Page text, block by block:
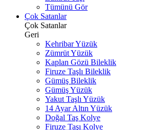
Tümünü Gör
Çok Satanlar
Çok Satanlar
Geri
Kehribar Yüzük
Zümrüt Yüzük
Kaplan Gözü Bileklik
Firuze Taşlı Bileklik
Gümüş Bileklik
Gümüş Yüzük
Yakut Taşlı Yüzük
14 Ayar Altın Yüzük
Doğal Taş Kolye
Firuze Taşı Kolye